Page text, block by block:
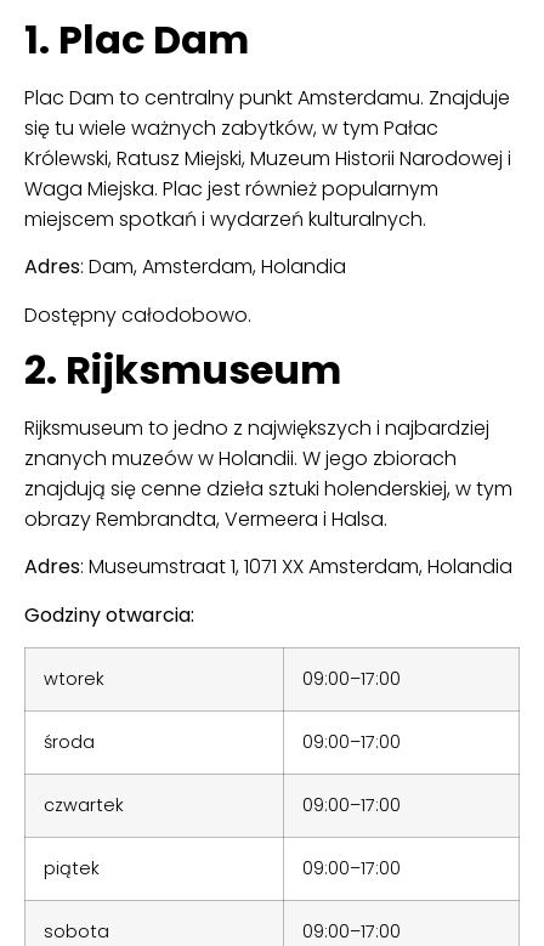
1. Plac Dam
Plac Dam to centralny punkt Amsterdamu. Znajduje
się tu wiele ważnych zabytków, w tym Pałac
Królewski, Ratusz Miejski, Muzeum Historii Narodowej i
Waga Miejska. Plac jest również popularnym
miejscem spotkań i wydarzeń kulturalnych.
Adres: Dam, Amsterdam, Holandia
Dostępny całodobowo.
2. Rijksmuseum
Rijksmuseum to jedno z największych i najbardziej
znanych muzeów w Holandii. W jego zbiorach
znajdują się cenne dzieła sztuki holenderskiej, w tym
obrazy Rembrandta, Vermeera i Halsa.
Adres: Museumstraat 1, 1071 XX Amsterdam, Holandia
Godziny otwarcia:
wtorek 09:00–17:00
środa 09:00–17:00
czwartek 09:00–17:00
piątek 09:00–17:00
sobota 09:00–17:00